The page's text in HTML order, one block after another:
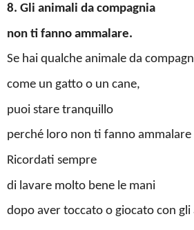
8. Gli animali da compagnia
non ti fanno ammalare.
Se hai qualche animale da
come un gatto o un cane,
puoi stare tranquillo
perché loro non ti fanno
Ricordati sempre
di lavare molto bene le mani
dopo aver toccato o giocato con gli